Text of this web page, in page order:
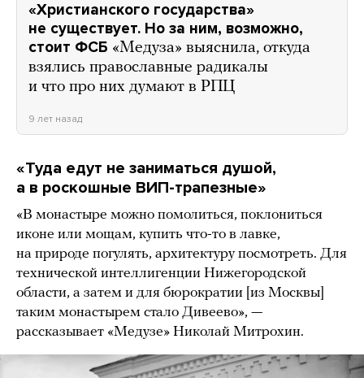
«Христианского государства»
не существует. Но за ним, возможно,
стоит ФСБ «Медуза» выяснила, откуда
взялись православные радикалы
и что про них думают в РПЦ
9 лет назад
«Туда едут не заниматься душой,
а в роскошные ВИП-трапезные»
«В монастыре можно помолиться, поклониться
иконе или мощам, купить что-то в лавке,
на природе погулять, архитектуру посмотреть. Для
технической интеллигенции Нижегородской
области, а затем и для бюрократии [из Москвы]
таким монастырем стало Дивеево», —
рассказывает «Медузе» Николай Митрохин.